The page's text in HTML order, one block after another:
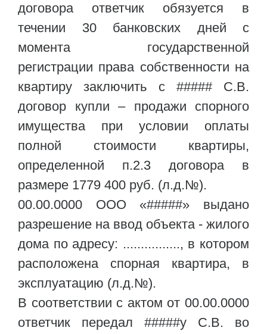
договора ответчик обязуется в
течении 30 банковских дней с
момента государственной
регистрации права собственности на
квартиру заключить с ##### С.В.
договор купли – продажи спорного
имущества при условии оплаты
полной стоимости квартиры,
определенной п.2.3 договора в
размере 1779 400 руб. (л.д.№).
00.00.0000 ООО «#####» выдано
разрешение на ввод объекта - жилого
дома по адресу: ................, в котором
расположена спорная квартира, в
эксплуатацию (л.д.№).
В соответствии с актом от 00.00.0000
ответчик передал #####у С.В. во